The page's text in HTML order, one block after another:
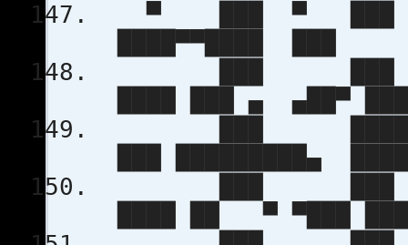
▀ ███ ▀
████▀▀████
████ ███ ▄
███
████ ██ ▀